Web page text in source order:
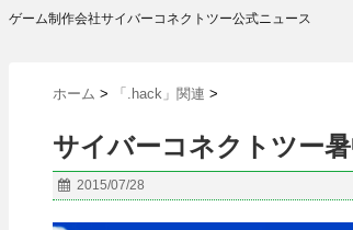
ゲーム制作会社サイバーコネクトツー公式ニュース
ホーム > 「.hack」関連 >
サイバーコネクトツー
2015/07/28